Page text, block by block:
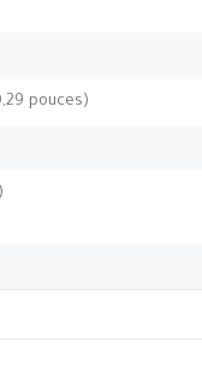
pouces)